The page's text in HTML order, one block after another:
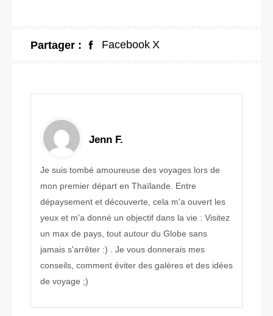
Partager : Facebook X
Jenn F.
Je suis tombé amoureuse des voyages lors de
mon premier départ en Thaïlande. Entre
dépaysement et découverte, cela m'a ouvert les
yeux et m'a donné un objectif dans la vie : Visitez
un max de pays, tout autour du Globe sans
jamais s'arrêter :) . Je vous donnerais mes
conseils, comment éviter des galères et des idées
de voyage ;)